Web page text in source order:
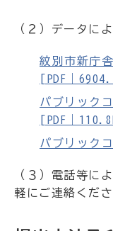
（２）データに
紋別市新庁
[PDF｜
パブリック
[PDF｜
パブリック
（３）電話等に
軽にご連絡くださ